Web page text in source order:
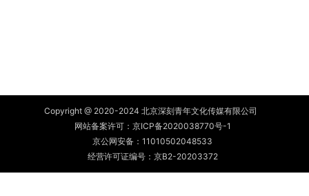
Copyright @ 2020-2024 北京深刻青年文化传媒有限公司
网站备案许可： 京ICP备2020038770号-1
京公网安备： 11010502048533
经营许可证编号：京B2-20203372